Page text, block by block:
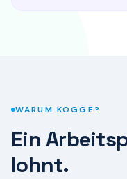
WARUM KOGGE?
Ein
lohnt.